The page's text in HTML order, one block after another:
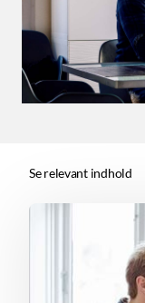
Se relevant indhold